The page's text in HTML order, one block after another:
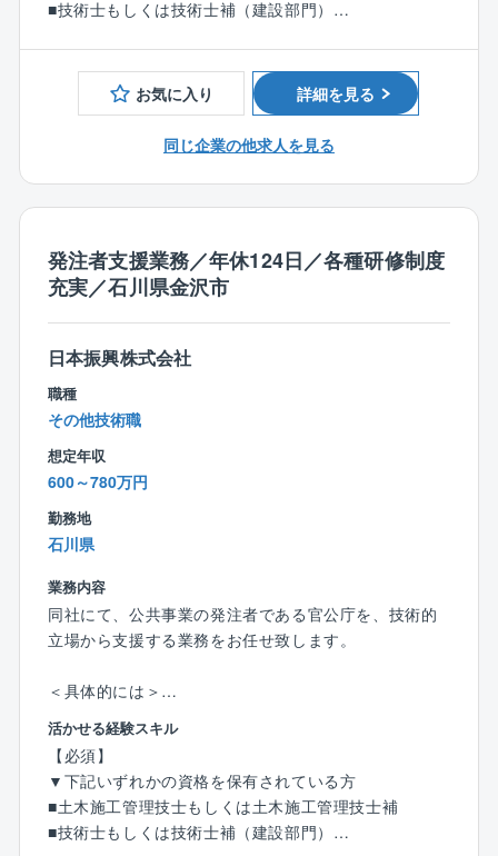
総資産21兆円、連結子会社900社、従業員数28万人を
超えるNTTグループの一員であり、9500棟超の管理物
件を有し国内外におけるグループ会社の事業を支えて
います。
充実の福利厚生、年次有給取得18日、手厚い資格支援
制度など長期に渡り就業できる環境が整っておりま
認、積算資料作成、システム入力等を支援
（3）工事監督支援
工事図面・施工状況の確認、関係機関との調整資料作
成、段階確認、変更対応、完了検査立会等の支援
※ご経験に応じてお任せ致します。
【業務の特徴】
■発注者側の立場で事業全体を俯瞰できる
■設計、積算、施工管理経験を幅広く活かせる
■無理な出張の少ない、地域密着型の働き方
【働き方について】
（1） 官公庁案件中心だからこその「安定した働き
方」
■土日祝休み、残業月平均30時間
■急な方針転換や過度な納期逼迫が起きにくい
■長期スパンのプロジェクトが多く、先を見通した働き
方が可能
■景気変動の影響を受けにくく、安定した就業環境
（2）ワークライフバランスを意識した就業環境
を重視する社風」
■長時間労働を前提としない案件設計
■プライベートとの両立を意識した働き方が可能
【社風/文化について】
技術者一人ひとりの専門性を尊重し、長期的な育成を
■技術士もしくは技術士補（建設部門）
お気に入り 詳細を見る
同じ企業の他求人を見る
発注者支援業務／年休124日／各種研修制度
充実／石川県金沢市
日本振興株式会社
職種
その他技術職
想定年収
600～780万円
勤務地
石川県
業務内容
同社にて、公共事業の発注者である官公庁を、技術的
立場から支援する業務をお任せ致します。
＜具体的には＞
（1）資料作成・整理
事業に関する各種資料（予算・調査・設計条件・工事
発注資料等）の作成・取りまとめ支援
（2）積算支援
工事予定価格算出のため、現地調査、図面・数量確
認、積算資料作成、システム入力等を支援
活かせる経験スキル
【必須】
▼下記いずれかの資格を保有されている方
■土木施工管理技士もしくは土木施工管理技士補
■技術士もしくは技術士補（建設部門）